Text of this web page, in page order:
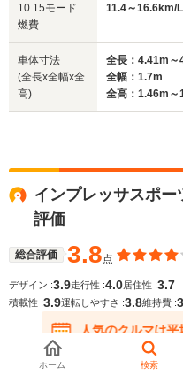
駆動方式
10.15モード
燃費
11.4～16.6km/L
車体寸法
(全長x全幅x全
高)
全長：4.41m～
全幅：1.7m
全高：1.46m～
インプレッサスポー
評価
総合評価 3.8点
デザイン :3.9走行性 :4.0居住性 :3.7
積載性 :3.9運転しやすさ :3.8維持費 :
評価の高いレビュー・評
人気のクルマは
在庫が無くなる前に
ホーム 検索